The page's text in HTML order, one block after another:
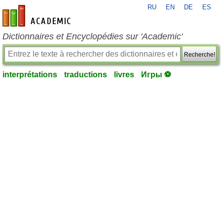
fr-academic.com
RU EN DE ES
Dictionnaires et Encyclopédies sur 'Academic'
Recherche!
interprétations traductions livres Игры ⚽